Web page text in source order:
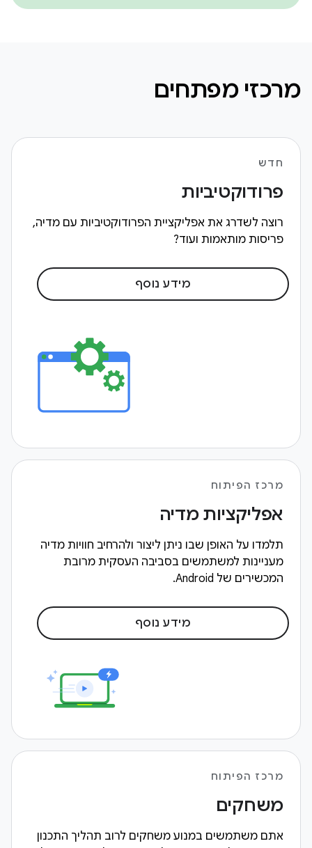
מרכזי מפתחים
חדש
פרודוקטיביות
רוצה לשדרג את אפליקציית הפרודוקטיביות עם מדיה,
פריסות מותאמות ועוד?
מידע נוסף
מרכז הפיתוח
אפליקציות מדיה
תלמדו על האופן שבו ניתן ליצור ולהרחיב חוויות מדיה
מעניינות למשתמשים בסביבה העסקית מרובת
המכשירים של Android.
מידע נוסף
מרכז הפיתוח
משחקים
אתם משתמשים במנוע משחקים לרוב תהליך התכנון